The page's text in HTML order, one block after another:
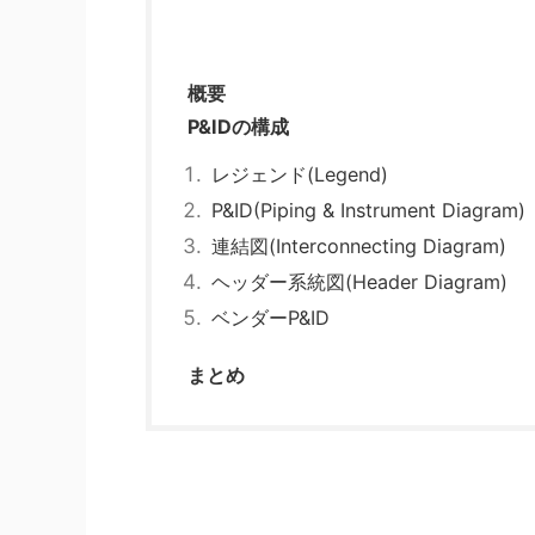
概要
P&IDの構成
レジェンド(Legend)
P&ID(Piping & Instrument Diagram)
連結図(Interconnecting Diagram)
ヘッダー系統図(Header Diagram)
ベンダーP&ID
まとめ